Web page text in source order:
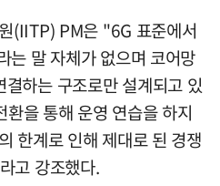
(IITP) PM은 "6G 표준에서
는 말 자체가 없으며 코어망
하는 구조로만 설계되고 있
을 통해 운영 연습을 하지
한계로 인해 제대로 된 경쟁
고 강조했다.